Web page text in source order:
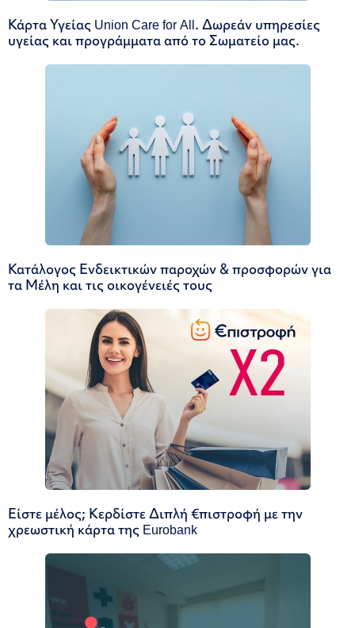
Κάρτα Υγείας Union Care for All. Δωρεάν υπηρεσίες
υγείας και προγράμματα από το Σωματείο μας.
Κατάλογος Ενδεικτικών παροχών & προσφορών για
τα Μέλη και τις οικογένειές τους
Είστε μέλος; Κερδίστε Διπλή €πιστροφή με την
χρεωστική κάρτα της Eurobank